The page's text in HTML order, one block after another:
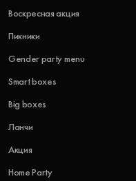
Воскресная акция
Пикники
Gender party menu
Smart boxes
Big boxes
Ланчи
Акция
Home Party